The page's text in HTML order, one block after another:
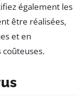
également les
être réalisées,
et en